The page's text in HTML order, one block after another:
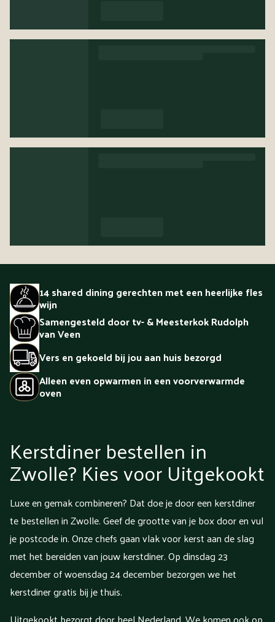
14 shared dining gerechten met een heerlijke fles
wijn
Samengesteld door tv- & Meesterkok Rudolph
van Veen
Vers en gekoeld bij jou aan huis bezorgd
Alleen even opwarmen in een voorverwarmde
oven
Kerstdiner bestellen in
Zwolle? Kies voor Uitgekookt
Luxe en gemak combineren? Dat doe je door een kerstdiner
te bestellen in Zwolle. Geef de grootte van je box door en vul
je postcode in. Onze chefs gaan vlak voor kerst aan de slag
met het bereiden van jouw kerstdiner. Op dinsdag 23
december of woensdag 24 december bezorgen we het
kerstdiner gratis bij je thuis.